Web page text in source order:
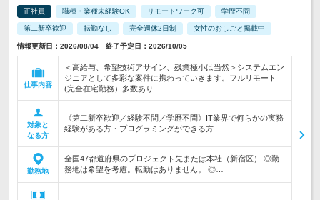
正社員 職種・業種未経験OK リモートワーク可 学歴不問
第二新卒歓迎 転勤なし 完全週休2日制 女性のおしごと掲載中
情報更新日：2026/08/04 終了予定日：2026/10/05
仕事内容
＜高給与、希望技術アサイン、残業極小は当然＞システムエン
ジニアとして多彩な案件に携わっていきます。フルリモート
(完全在宅勤務）多数あり
対象と
なる方
《第二新卒歓迎／経験不問／学歴不問》IT業界で何らかの実務
経験がある方・プログラミングができる方
勤務地
全国47都道府県のプロジェクト先または本社（新宿区） ◎勤
務地は希望を考慮。転勤はありません。 ◎…